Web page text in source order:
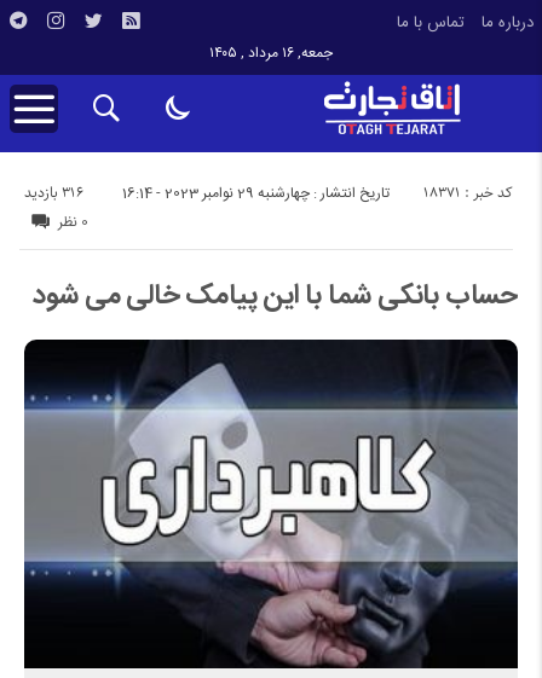
درباره ما تماس با ما
جمعه, ۱۶ مرداد , ۱۴۰۵
تاریخ انتشار : چهارشنبه 29 نوامبر 2023 - 16:14 316 بازدید کد خبر : 18371
0 نظر
حساب بانکی شما با این پیامک خالی می‌ شود